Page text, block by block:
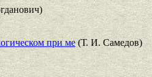
при ме(Т. И. Самедов)